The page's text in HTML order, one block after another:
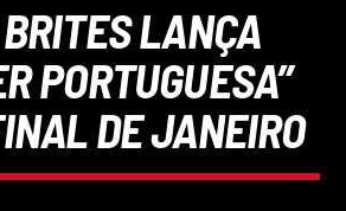
LANÇA
PORTUGUESA”
DE JANEIRO